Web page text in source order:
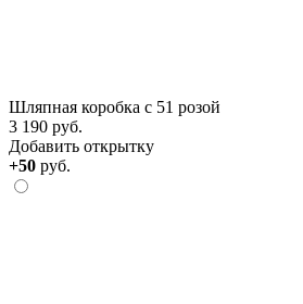
Шляпная коробка с 51 розой
3 190 руб.
Добавить открытку
+50 руб.